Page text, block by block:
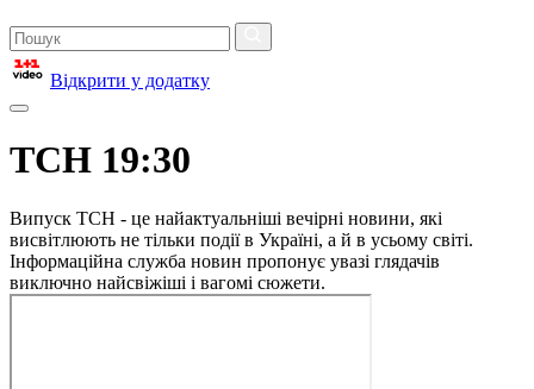
Відкрити у додатку
ТСН 19:30
Випуск ТСН - це найактуальніші вечірні новини, які
висвітлюють не тільки події в Україні, а й в усьому світі.
Інформаційна служба новин пропонує увазі глядачів
виключно найсвіжіші і вагомі сюжети.